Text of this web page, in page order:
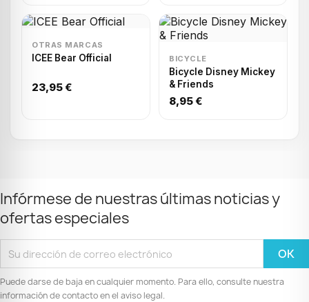
OTRAS MARCAS
ICEE Bear Official
23,95 €
BICYCLE
Bicycle Disney Mickey
& Friends
8,95 €
Infórmese de nuestras últimas noticias y
ofertas especiales
Puede darse de baja en cualquier momento. Para ello, consulte nuestra
información de contacto en el aviso legal.